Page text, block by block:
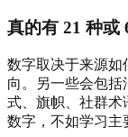
真的有 21 种或
数字取决于来源如
向。另一些会包
式、旗帜、社群术
数字，不如学习主